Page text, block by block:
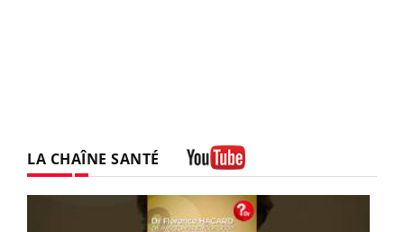
LA CHAÎNE SANTÉ